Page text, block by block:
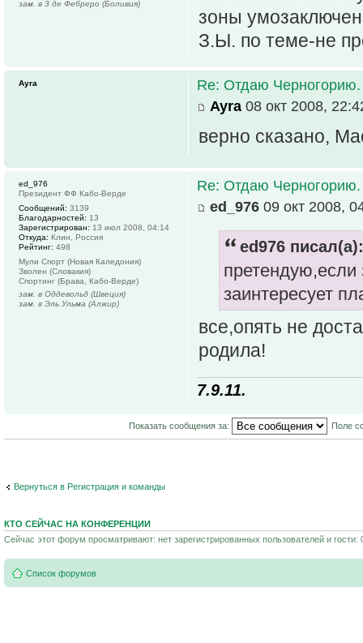
зоны
З.Ы. по теме-не
зам. в 3 де Фебреро (Боливия)
Re: Отдаю Черногорию.
Ayra 08 окт 2008,
верно сказано,
Ayra
Re: Отдаю Черногорию.
ed_976 09 окт 2008,
ed976 писал(а):
претендую,если
заинтересует
все,опять не
родила!
7.9.11.
ed_976
Президент ФФ Кабо-Верде
Сообщений: 3139
Благодарностей: 13
Зарегистрирован: 13 июл 2008, 04:14
Откуда: Клин, Россия
Рейтинг: 498
Мули Спорт (Новая Каледония)
Зволен (Словакия)
Спортинг (Брава, Кабо-Верде)
зам. в Оддевольд (Швеция)
зам. в Эль Ульма (Алжир)
Показать сообщения за: Поле
Вернуться в Регистрация и команды
КТО СЕЙЧАС НА КОНФЕРЕНЦИИ
Сейчас этот форум просматривают: нет зарегистрированных пользователей и гости:
Список форумов